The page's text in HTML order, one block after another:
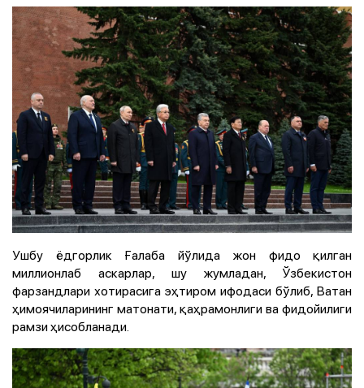
Ушбу ёдгорлик Ғалаба йўлида жон фидо қилган
миллионлаб аскарлар, шу жумладан, Ўзбекистон
фарзандлари хотирасига эҳтиром ифодаси бўлиб, Ватан
ҳимоячиларининг матонати, қаҳрамонлиги ва фидойилиги
рамзи ҳисобланади.